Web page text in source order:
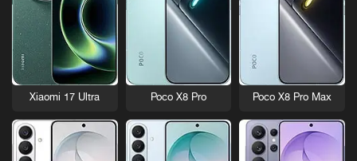
Poco X8 Pro Max
Poco X8 Pro
Xiaomi 17 Ultra